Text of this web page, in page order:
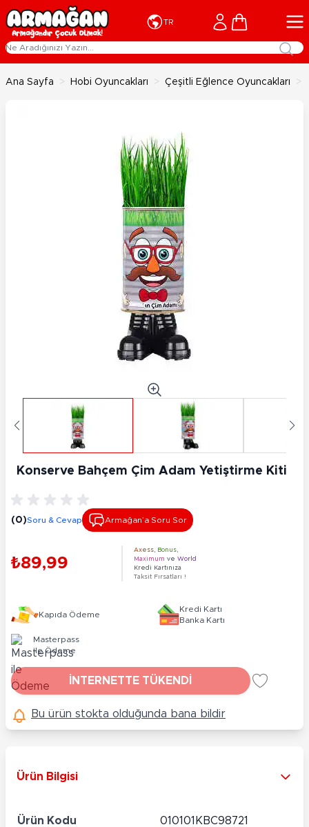
İçeriğe geç
TR Cart
Ana Sayfa > Hobi Oyuncakları > Çeşitli Eğlence Oyuncakları >
Konserve Bahçem Çim Adam Yetiştirme Kiti
(0)Soru & Cevap Armağan’a Soru Sor
₺89,99
Axess Bonus
Maximum ve World
Kredi Kartınıza
Taksit Fırsatları !
Kapıda Ödeme
Kredi Kartı
Banka Kartı
Masterpass
ile Ödeme
İNTERNETTE TÜKENDİ
Bu ürün stokta olduğunda bana bildir
Ürün Bilgisi
Ürün Kodu 010101KBC98721